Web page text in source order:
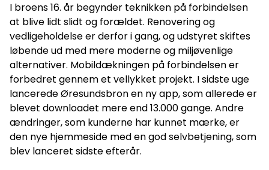
I broens 16. år begynder teknikken på forbindelsen
at blive lidt slidt og forældet. Renovering og
vedligeholdelse er derfor i gang, og udstyret skiftes
løbende ud med mere moderne og miljøvenlige
alternativer. Mobildækningen på forbindelsen er
forbedret gennem et vellykket projekt. I sidste uge
lancerede Øresundsbron en ny app, som allerede er
blevet downloadet mere end 13.000 gange. Andre
ændringer, som kunderne har kunnet mærke, er
den nye hjemmeside med en god selvbetjening, som
blev lanceret sidste efterår.